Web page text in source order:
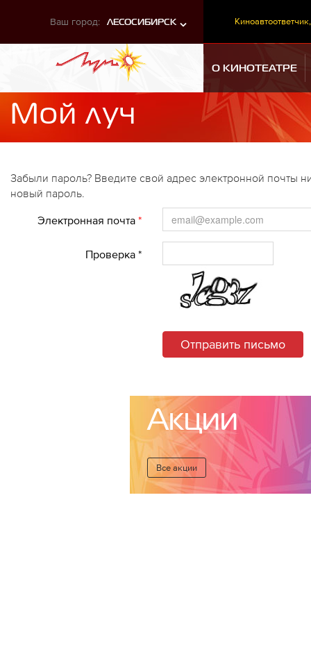
Ваш город: ЛЕСОСИБИРСК Киноавтоответчик,
О КИНОТЕАТРЕ
Мой луч
Забыли пароль? Введите свой адрес электронной почты
новый пароль.
Электронная почта*
Проверка *
Отправить письмо
Акции
Все акции